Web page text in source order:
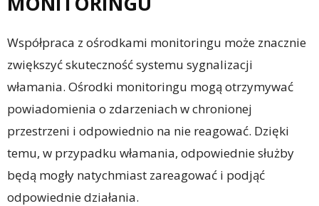
Współpraca z ośrodkami monitoringu może znacznie
zwiększyć skuteczność systemu sygnalizacji
włamania. Ośrodki monitoringu mogą otrzymywać
powiadomienia o zdarzeniach w chronionej
przestrzeni i odpowiednio na nie reagować. Dzięki
temu, w przypadku włamania, odpowiednie służby
będą mogły natychmiast zareagować i podjąć
odpowiednie działania.